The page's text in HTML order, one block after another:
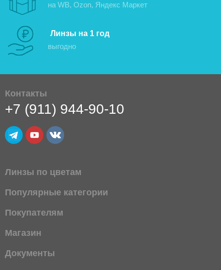
на WB, Ozon, Яндекс Маркет
Линзы на 1 год
выгодно
Контакты
+7 (911) 944-90-10
Линзы по цветам
Популярные категории
Покупателям
Магазин
Документы